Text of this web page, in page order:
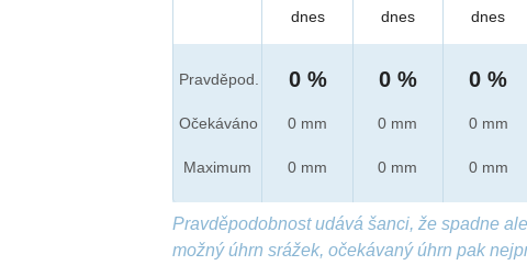
Pravděpod.
Očekáváno
Maximum
dnes
0 %
0 mm
0 mm
dnes
0 %
0 mm
0 mm
dnes
0 %
0 mm
0 mm
Pravděpodobnost udává šanci, že spadne
možný úhrn srážek, očekávaný úhrn pak